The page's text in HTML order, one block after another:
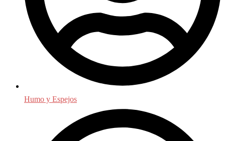
Humo y Espejos